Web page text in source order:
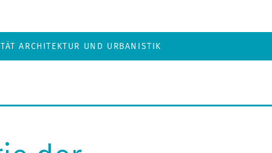
ARCHITEKTUR UND URBANISTIK